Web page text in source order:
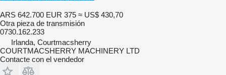
ARS 642.700 EUR 375 ≈ US$ 430,70
Otra pieza de transmisión
0730.162.233
Irlanda, Courtmacsherry
COURTMACSHERRY MACHINERY LTD
Contacte con el vendedor